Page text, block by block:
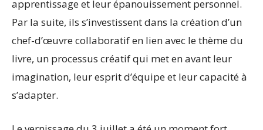
apprentissage et leur épanouissement personnel.
Par la suite, ils s’investissent dans la création d’un
chef-d’œuvre collaboratif en lien avec le thème du
livre, un processus créatif qui met en avant leur
imagination, leur esprit d’équipe et leur capacité à
s’adapter.